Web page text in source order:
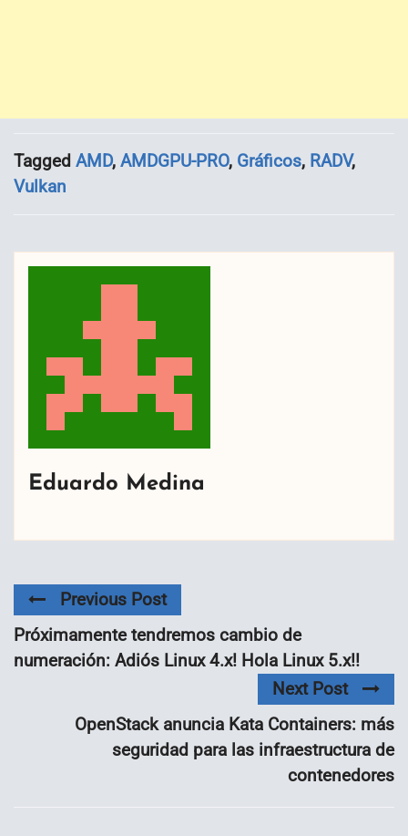
Tagged AMD, AMDGPU-PRO, Gráficos, RADV,
Vulkan
Eduardo Medina
Previous Post
Próximamente tendremos cambio de
numeración: Adiós Linux 4.x! Hola Linux 5.x!!
Next Post
OpenStack anuncia Kata Containers: más
seguridad para las infraestructura de
contenedores